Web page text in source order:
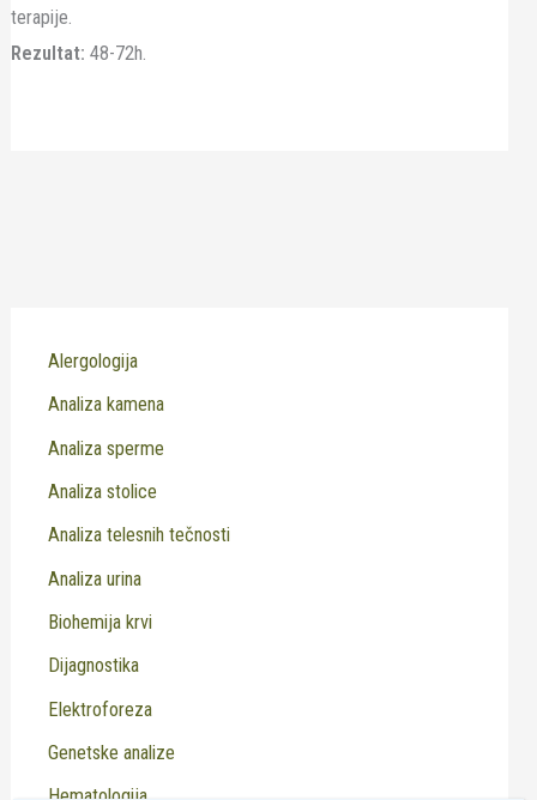
terapije.
Rezultat: 48-72h.
Alergologija
Analiza kamena
Analiza sperme
Analiza stolice
Analiza telesnih tečnosti
Analiza urina
Biohemija krvi
Dijagnostika
Elektroforeza
Genetske analize